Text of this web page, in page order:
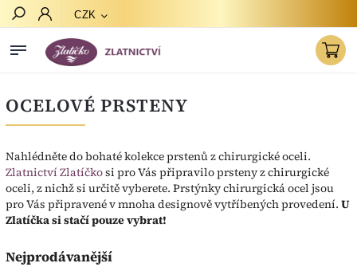
CZK
OCELOVÉ PRSTENY
Nahlédněte do bohaté kolekce prstenů z chirurgické oceli.
Zlatnictví Zlatíčkosi pro Vás připravilo prsteny z chirurgické
oceli, z nichž si určitě vyberete. Prstýnky chirurgická ocel jsou
pro Vás připravené v mnoha designově vytříbených provedení. U
Zlatíčka si stačí pouze vybrat!
Nejprodávanější